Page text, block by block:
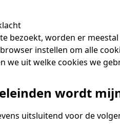
bezoekt, worden er
instellen om alle
we uit welke cookies we
wordt
uitsluitend voor de